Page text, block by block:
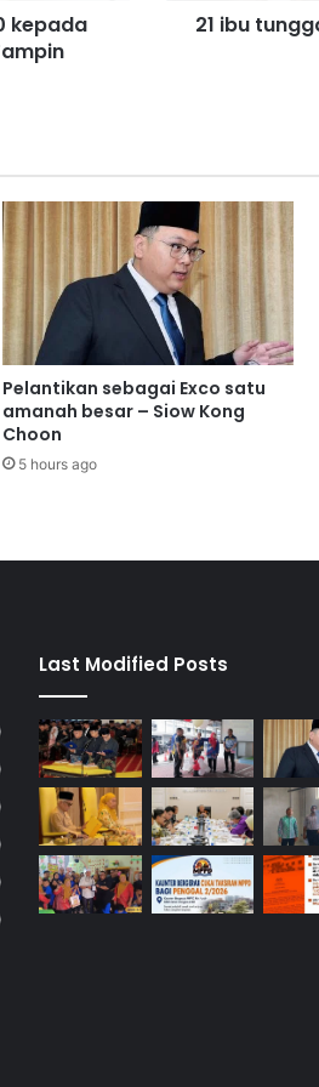
kepada
i
m
a
R
M
4
,
2
0
0
a
e
21 ibu
Pelantikan sebagai Exco satu
amanah besar – Siow Kong
Choon
5 hours ago
Last Modified Posts